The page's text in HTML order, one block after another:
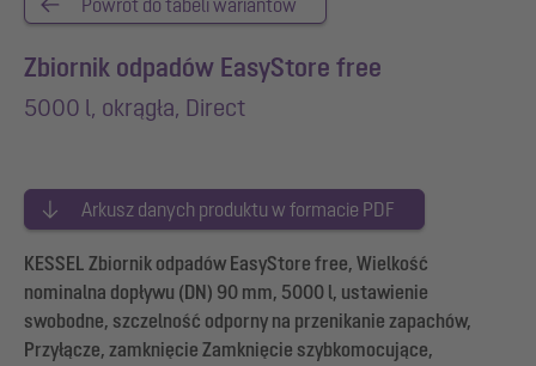
Powrót do tabeli wariantów
Zbiornik odpadów EasyStore free
5000 l, okrągła, Direct
Arkusz danych produktu w formacie PDF
KESSEL Zbiornik odpadów EasyStore free, Wielkość
nominalna dopływu (DN) 90 mm, 5000 l, ustawienie
swobodne, szczelność odporny na przenikanie zapachów,
Przyłącze, zamknięcie Zamknięcie szybkomocujące,